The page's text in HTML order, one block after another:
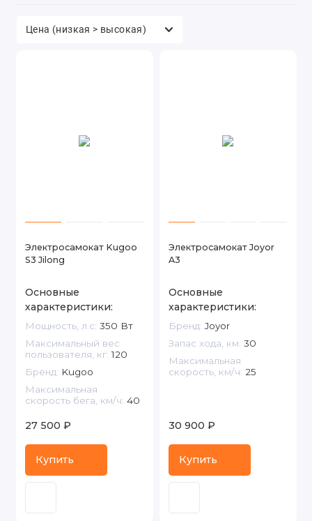
Электросамокат Kugoo
S3 Jilong
Основные
характеристики:
Мощность, л.с: 350 Вт
Максимальный вес
пользователя, кг: 120
Бренд: Kugoo
Максимальная
скорость бега, км/ч: 40
27 500 ₽
Купить
Электросамокат Joyor
A3
Основные
характеристики:
Бренд: Joyor
Запас хода, км: 30
Максимальная
скорость, км/ч: 25
30 900 ₽
Купить